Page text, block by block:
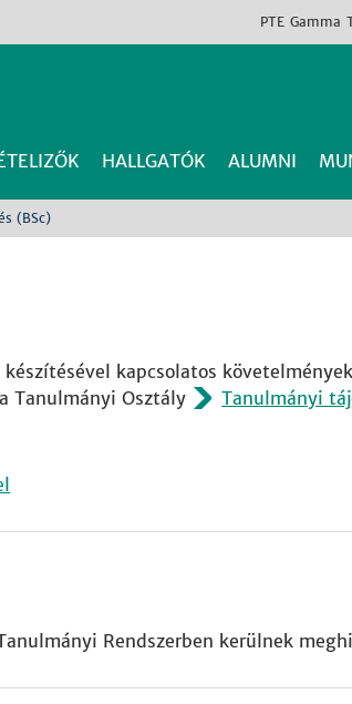
PTE Gamma
HALLGATÓK ALUMNI
(BSc)
kapcsolatos
Tanulmányi Osztály
Tanulmányi
Rendszerben kerülnek